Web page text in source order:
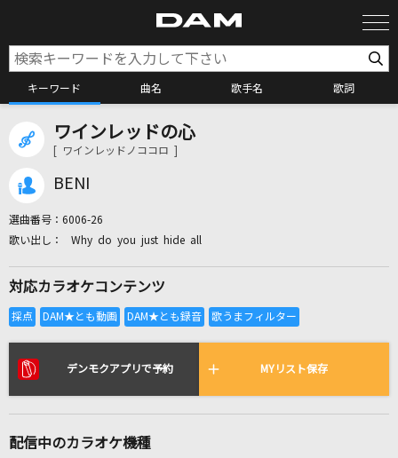
キーワード 曲名 歌手名 歌詞
カラオケ検索
全国りれき
リアルタイムで歌われている曲の一覧
ワインレッドの心
[ ワインレッドノココロ ]
BENI
選曲番号： 6006-26
Why do you just hide all
対応カラオケコンテンツ
デンモクアプリで予約 MYリスト保存
配信中のカラオケ機種